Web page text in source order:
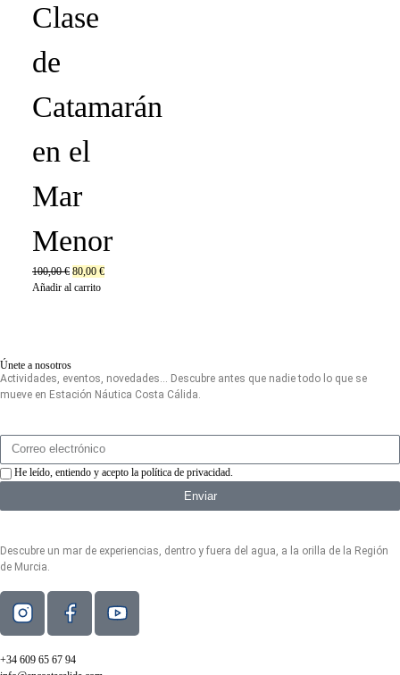
Clase
de
Catamarán
en el
Mar
Menor
100,00€ 80,00 €
Añadir al carrito
Únete a nosotros
Actividades, eventos, novedades… Descubre antes que nadie todo lo que se
mueve en Estación Náutica Costa Cálida.
He leído, entiendo y acepto la política de privacidad.
Enviar
Descubre un mar de experiencias, dentro y fuera del agua, a la orilla de la Región
de Murcia.
+34 609 65 67 94